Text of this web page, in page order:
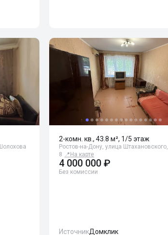
2-комн. кв., 43.8 м², 1/5 этаж
Ростов-на-Дону, улица Штахановского,
8 📍 На карте
4 000 000 ₽
Без комиссии
ИсточникДомклик